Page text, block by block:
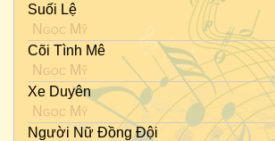
Suối Lệ
Ngọc Mỹ
Cõi Tình Mê
Ngọc Mỹ
Xe Duyên
Ngọc Mỹ
Người Nữ Đồng Đội